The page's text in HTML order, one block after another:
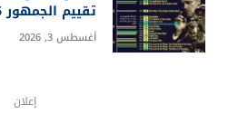
تقييم الجمهور 2026
أغسطس 3, 2026
إعلان